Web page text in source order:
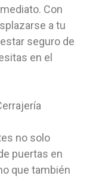
Con
a tu
seguro de
en el
no solo
puertas en
que también